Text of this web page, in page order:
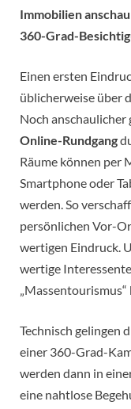
Immobilien
360-Grad-
Einen ersten
üblicherweise über
Noch
Online-Rundgang
Räume können per
Smartphone oder
werden. So
persönlichen Vor-
wertigen Eindruck.
wertige
Technisch gelingen
einer 360-Grad-
werden dann in
eine nahtlose